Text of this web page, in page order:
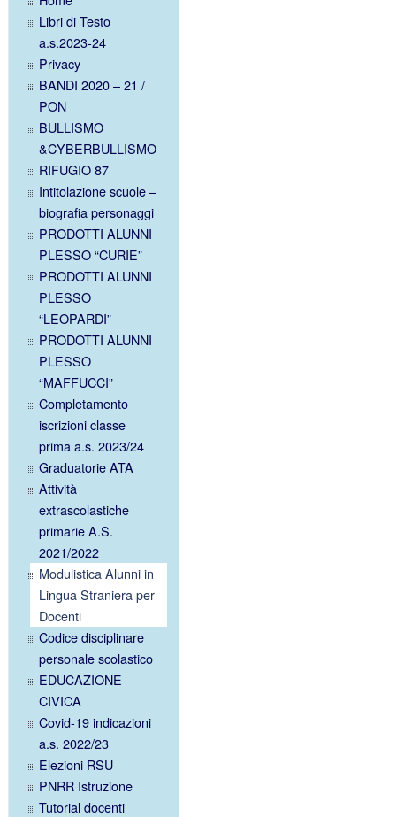
Libri di Testo
a.s.2023-24
Privacy
BANDI 2020 – 21 /
PON
BULLISMO
&CYBERBULLISMO
RIFUGIO 87
Intitolazione scuole –
biografia personaggi
PRODOTTI ALUNNI
PLESSO “CURIE”
PRODOTTI ALUNNI
PLESSO
“LEOPARDI”
PRODOTTI ALUNNI
PLESSO
“MAFFUCCI”
Completamento
iscrizioni classe
prima a.s. 2023/24
Graduatorie ATA
Attività
extrascolastiche
primarie A.S.
2021/2022
Modulistica Alunni in
Lingua Straniera per
Docenti
Codice disciplinare
personale scolastico
EDUCAZIONE
CIVICA
Covid-19 indicazioni
a.s. 2022/23
Elezioni RSU
PNRR Istruzione
Tutorial docenti